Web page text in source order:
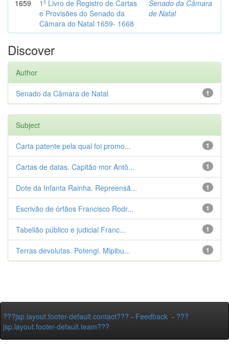
1659
1º Livro de Registro de Cartas
e Provisões do Senado da
Câmara do Natal 1659- 1668
Senado da Câmara
de Natal
Discover
Author
1
Senado da Câmara de Natal
Subject
1
Carta patente pela qual foi promo...
1
Cartas de datas. Capitão mor Antô...
1
Dote da Infanta Rainha. Repreensã...
1
Escrivão de órfãos Francisco Rodr...
1
Tabelião público e judicial Franc...
1
Terras devolutas. Potengi. Mipibu...
???jsp.layout.footer-default.contact??? - Feedback - ???
jsp.layout.footer-default.team???